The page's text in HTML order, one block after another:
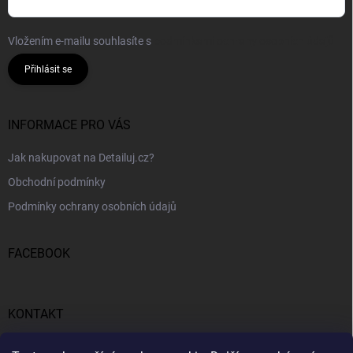
Vložením e-mailu souhlasíte s
Přihlásit se
INFORMACE PRO VÁS
Jak nakupovat na Detailuj.cz?
Obchodní podmínky
Podmínky ochrany osobních údajů
FACEBOOK
KONTAKT
gunar detailuj.cz